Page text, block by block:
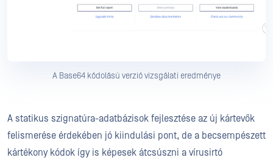
A Base64 kódolású verzió vizsgálati eredménye
A statikus szignatúra-adatbázisok fejlesztése az új kártevők
felismerése érdekében jó kiindulási pont, de a becsempészett
kártékony kódok így is képesek átcsúszni a vírusirtó